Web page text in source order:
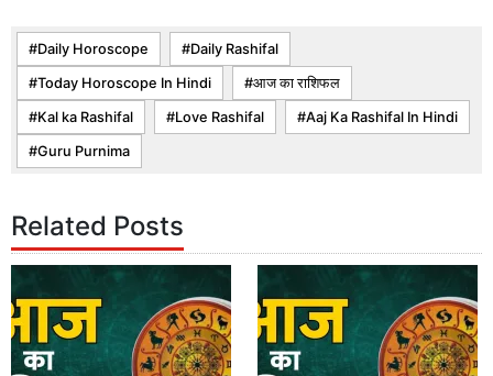
Daily Horoscope Daily Rashifal
Today Horoscope In Hindi आज का राशिफल
Kal ka Rashifal Love Rashifal Aaj Ka Rashifal In Hindi
Guru Purnima
Related Posts